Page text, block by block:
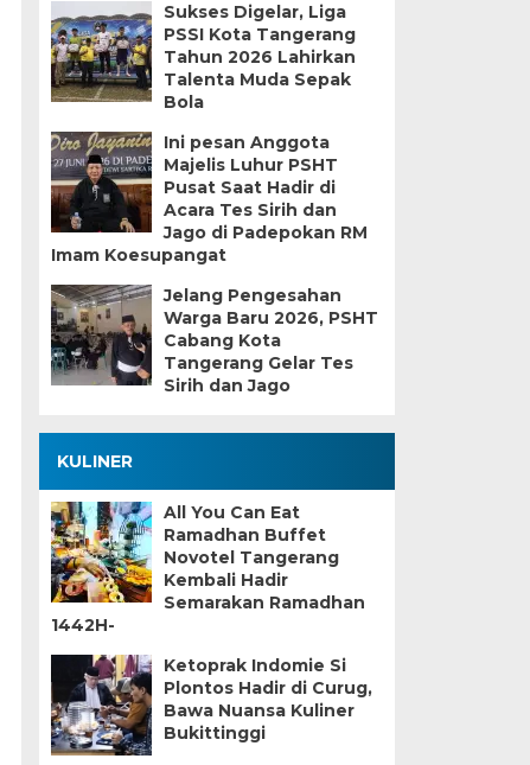
Sukses Digelar, Liga
PSSI Kota Tangerang
Tahun 2026 Lahirkan
Talenta Muda Sepak
Bola
Ini pesan Anggota
Majelis Luhur PSHT
Pusat Saat Hadir di
Acara Tes Sirih dan
Jago di Padepokan RM
Imam Koesupangat
Jelang Pengesahan
Warga Baru 2026, PSHT
Cabang Kota
Tangerang Gelar Tes
Sirih dan Jago
KULINER
All You Can Eat
Ramadhan Buffet
Novotel Tangerang
Kembali Hadir
Semarakan Ramadhan
1442H-
Ketoprak Indomie Si
Plontos Hadir di Curug,
Bawa Nuansa Kuliner
Bukittinggi